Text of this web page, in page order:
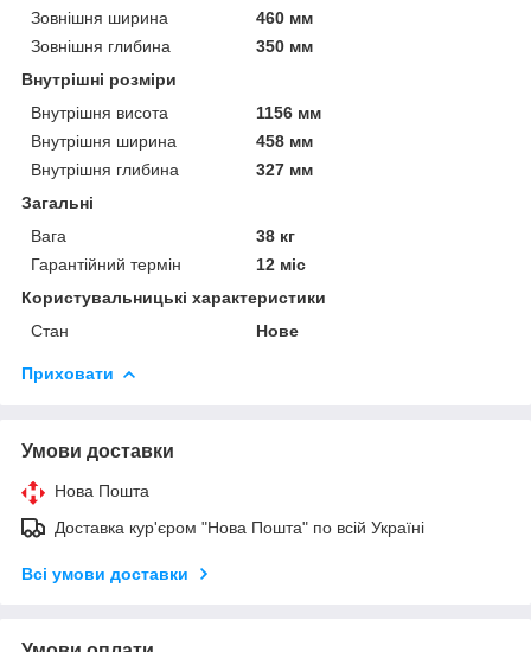
Зовнішня ширина
460 мм
Зовнішня глибина
350 мм
Внутрішні розміри
Внутрішня висота
1156 мм
Внутрішня ширина
458 мм
Внутрішня глибина
327 мм
Загальні
Вага
38 кг
Гарантійний термін
12 міс
Користувальницькі характеристики
Стан
Нове
Приховати
Умови доставки
Нова Пошта
Доставка кур'єром "Нова Пошта" по всій Україні
Всі умови доставки